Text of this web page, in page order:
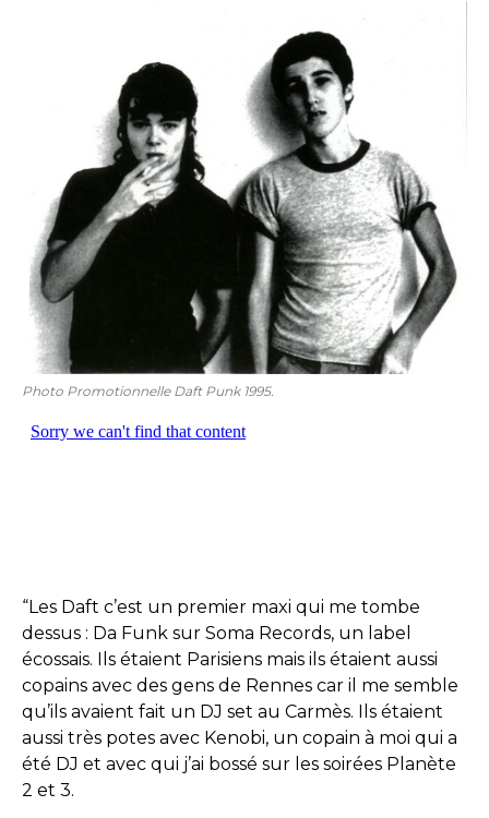
Photo Promotionnelle Daft Punk 1995.
“Les Daft c’est un premier maxi qui me tombe
dessus : Da Funk sur Soma Records, un label
écossais. Ils étaient Parisiens mais ils étaient aussi
copains avec des gens de Rennes car il me semble
qu’ils avaient fait un DJ set au Carmès. Ils étaient
aussi très potes avec Kenobi, un copain à moi qui a
été DJ et avec qui j’ai bossé sur les soirées Planète
2 et 3.